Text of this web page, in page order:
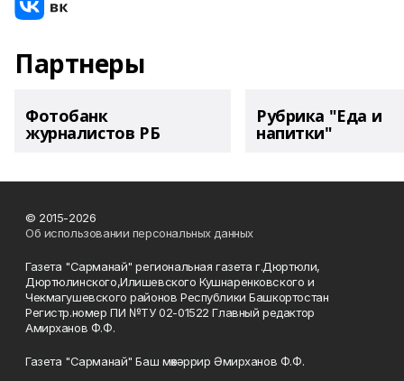
Партнеры
Фотобанк
журналистов РБ
Рубрика "Еда и
напитки"
© 2015-2026
Об использовании персональных данных
Газета "Сарманай" региональная газета г.Дюртюли,
Дюртюлинского,Илишевского Кушнаренковского и
Чекмагушевского районов Республики Башкортостан
Регистр.номер ПИ №ТУ 02-01522 Главный редактор
Амирханов Ф.Ф.
Газета "Сарманай" Баш мөхәррир Әмирханов Ф.Ф.